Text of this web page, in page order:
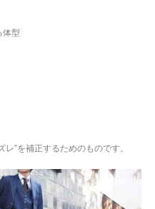
体型
”を補正するためのものです。